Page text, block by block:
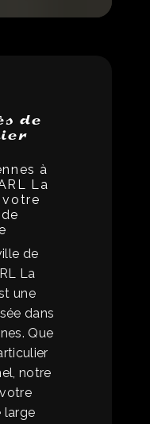
de
à
La
votre
de
La
une
dans
Que
notre
large